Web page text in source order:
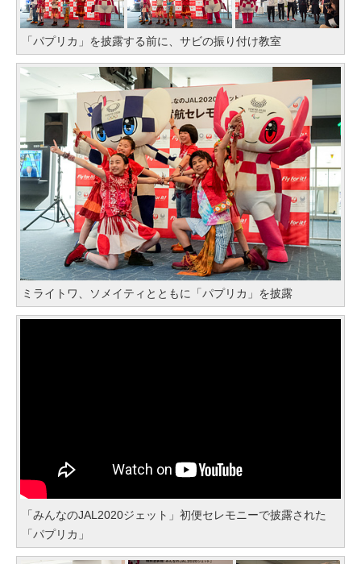
「パプリカ」を披露する前に、サビの振り付け教室
ミライトワ、ソメイティとともに「パプリカ」を披露
「みんなのJAL2020ジェット」初便セレモニーで披露された
「パプリカ」